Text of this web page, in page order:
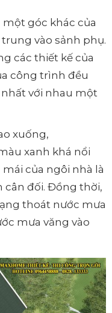
góc khác của
vào sảnh phụ.
các thiết kế của
công trình đều
với nhau một
xuống,
xanh khá nổi
của ngôi nhà là
đối. Đồng thời,
thoát nước mưa
mưa văng vào